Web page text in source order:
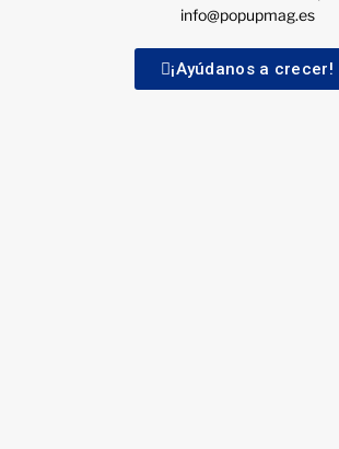
info@popupmag.es
¡Ayúdanos a crecer!